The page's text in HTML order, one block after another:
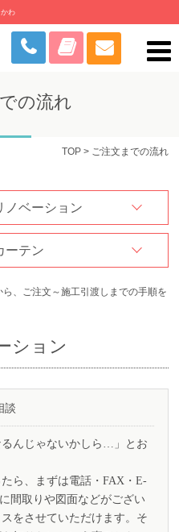
わ
の流れ
TOP> ご注文までの流れ
ノベーション
ーテン
、ご注文～施工引渡しまでの手順を
ション
談
るんじゃないかしら…」とお
ら、まずは電話・FAX・E-
間取りや図面などがござい
をさせていただけます。そ